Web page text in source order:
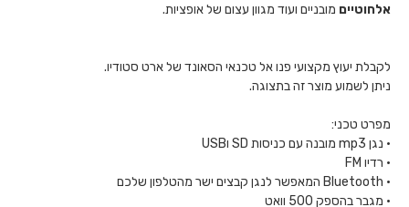
אלחוטיים מובניים ועוד מגוון עצום של אופציות.
לקבלת יעוץ מקצועי פנו אל טכנאי הסאונד של ארט סטודיו.
ניתן לשמוע מוצר זה בתצוגה.
מפרט טכני:
• נגן mp3 מובנה עם כניסות SD וUSB
• רדיו FM
• Bluetooth המאפשר לנגן קבצים ישר מהטלפון שלכם
• מגבר בהספק 500 וואט